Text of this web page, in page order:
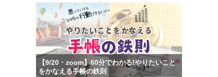
【9/20・zoom】60分でわかる!やりたいこと
をかなえる手帳の鉄則